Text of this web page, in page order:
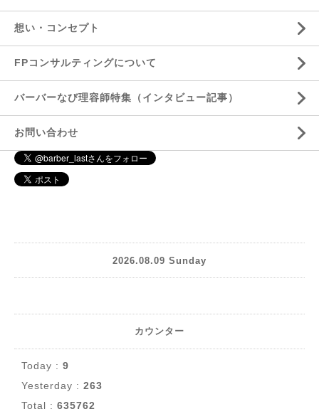
想い・コンセプト
FPコンサルティングについて
バーバーなび理容師特集（インタビュー記事）
お問い合わせ
2026.08.09 Sunday
カウンター
Today : 9
Yesterday : 263
Total : 635762